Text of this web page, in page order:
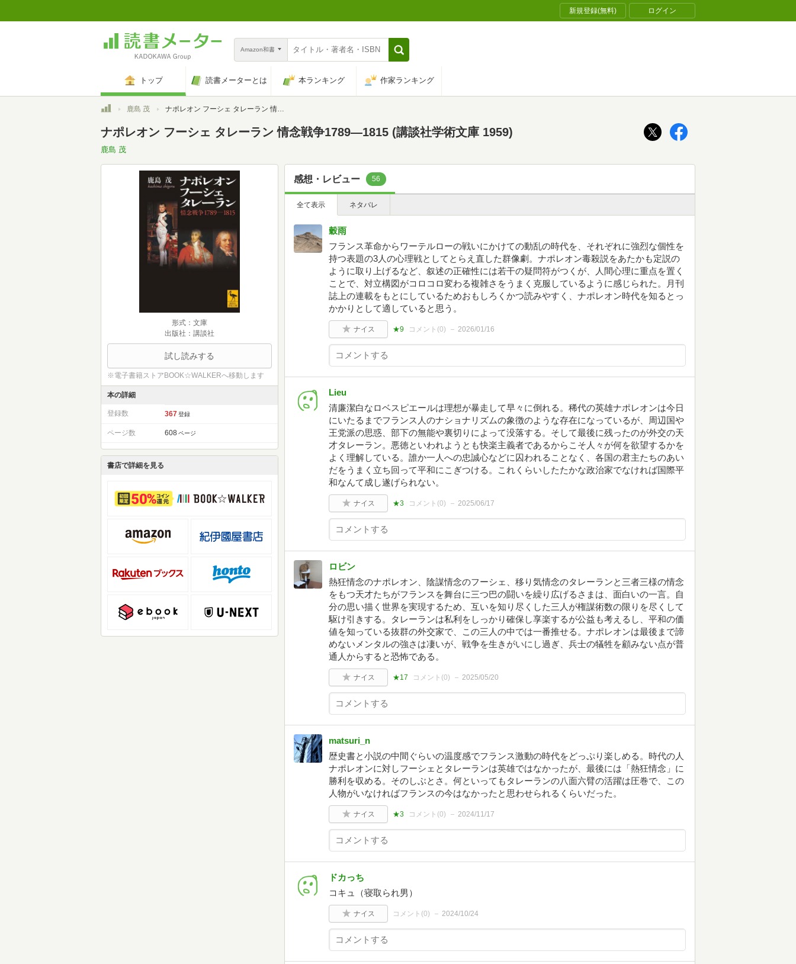
新規登録(無料) ログイン
Amazon和書
トップ 読書メーターとは 本ランキング 作家ランキング
トップ鹿島 茂 ナポレオン フーシェ タレーラン 情念戦争1789―1815 (講談社学術文庫 1959)
ナポレオン フーシェ タレーラン 情念戦争1789―1815 (講談社学術文庫 1959)
鹿島 茂
形式：文庫
出版社：講談社
試し読みする
※電子書籍ストアBOOK☆WALKERへ移動します
本の詳細
登録数 367 登録
ページ数 608 ページ
書店で詳細を見る
感想・レビュー 56
全て表示 ネタバレ
穀雨
フランス革命からワーテルローの戦いにかけての動乱の時代を、それぞれに強烈な個性を
持つ表題の3人の心理戦としてとらえ直した群像劇。ナポレオン毒殺説をあたかも定説の
ように取り上げるなど、叙述の正確性には若干の疑問符がつくが、人間心理に重点を置く
ことで、対立構図がコロコロ変わる複雑さをうまく克服しているように感じられた。月刊
誌上の連載をもとにしているためおもしろくかつ読みやすく、ナポレオン時代を知るとっ
かかりとして適していると思う。
ナイス ★9 コメント(0) 2026/01/16
Lieu
清廉潔白なロベスピエールは理想が暴走して早々に倒れる。稀代の英雄ナポレオンは今日
にいたるまでフランス人のナショナリズムの象徴のような存在になっているが、周辺国や
王党派の思惑、部下の無能や裏切りによって没落する。そして最後に残ったのが外交の天
才タレーラン。悪徳といわれようとも快楽主義者であるからこそ人々が何を欲望するかを
よく理解している。誰か一人への忠誠心などに囚われることなく、各国の君主たちのあい
だをうまく立ち回って平和にこぎつける。これくらいしたたかな政治家でなければ国際平
和なんて成し遂げられない。
ナイス ★3 コメント(0) 2025/06/17
ロビン
熱狂情念のナポレオン、陰謀情念のフーシェ、移り気情念のタレーランと三者三様の情念
をもつ天才たちがフランスを舞台に三つ巴の闘いを繰り広げるさまは、面白いの一言。自
分の思い描く世界を実現するため、互いを知り尽くした三人が権謀術数の限りを尽くして
駆け引きする。タレーランは私利をしっかり確保し享楽するが公益も考えるし、平和の価
値を知っている抜群の外交家で、この三人の中では一番推せる。ナポレオンは最後まで諦
めないメンタルの強さは凄いが、戦争を生きがいにし過ぎ、兵士の犠牲を顧みない点が普
通人からすると恐怖である。
ナイス ★17 コメント(0) 2025/05/20
matsuri_n
歴史書と小説の中間ぐらいの温度感でフランス激動の時代をどっぷり楽しめる。時代の人
ナポレオンに対しフーシェとタレーランは英雄ではなかったが、最後には「熱狂情念」に
勝利を収める。そのしぶとさ。何といってもタレーランの八面六臂の活躍は圧巻で、この
人物がいなければフランスの今はなかったと思わせられるくらいだった。
ナイス ★3 コメント(0) 2024/11/17
ドカっち
コキュ（寝取られ男）
ナイス コメント(0) 2024/10/24